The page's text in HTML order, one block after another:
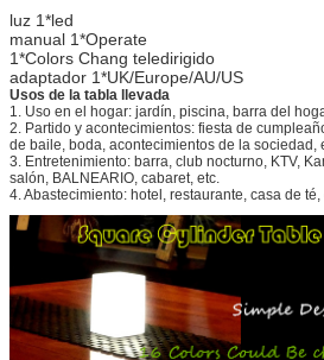
luz 1*led
manual 1*Operate
1*Colors Chang teledirigido
adaptador 1*UK/Europe/AU/US
Usos de la tabla llevada
1. Uso en el hogar: jardín, piscina, barra del
2. Partido y acontecimientos: fiesta de
de baile, boda, acontecimientos de la sociedad,
3. Entretenimiento: barra, club nocturno, KTV,
salón, BALNEARIO, cabaret, etc.
4. Abastecimiento: hotel, restaurante, casa de